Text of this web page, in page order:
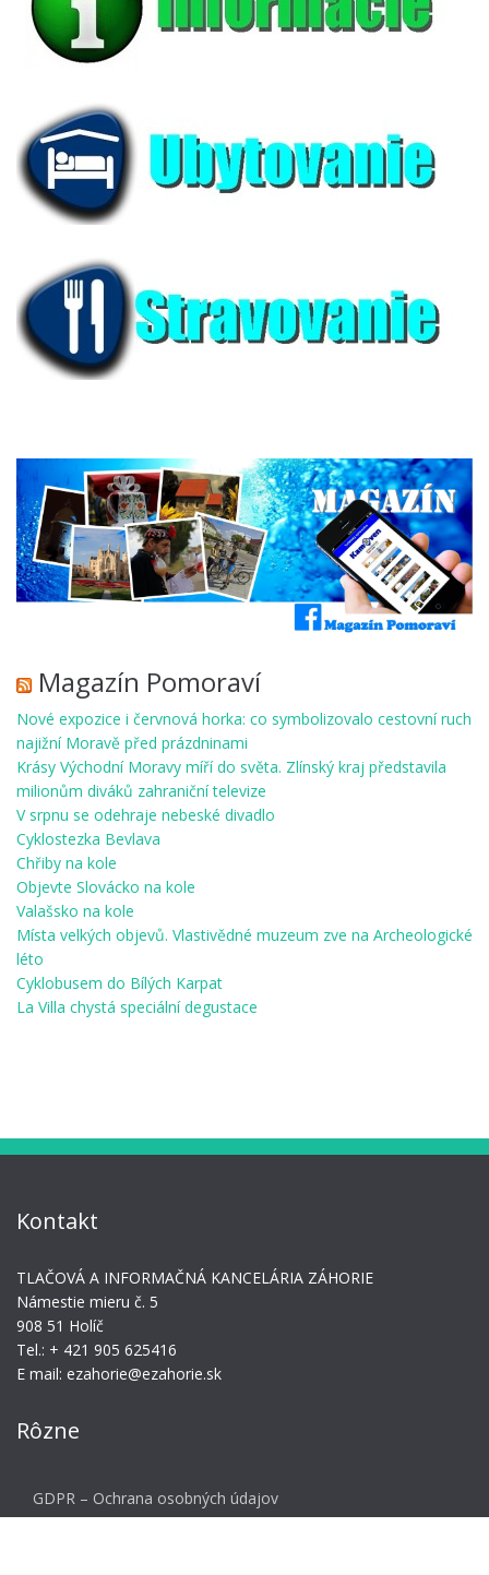
Magazín Pomoraví
Nové expozice i červnová horka: co symbolizovalo cestovní ruch
najižní Moravě před prázdninami
Krásy Východní Moravy míří do světa. Zlínský kraj představila
milionům diváků zahraniční televize
V srpnu se odehraje nebeské divadlo
Cyklostezka Bevlava
Chřiby na kole
Objevte Slovácko na kole
Valašsko na kole
Místa velkých objevů. Vlastivědné muzeum zve na Archeologické
léto
Cyklobusem do Bílých Karpat
La Villa chystá speciální degustace
Kontakt
TLAČOVÁ A INFORMAČNÁ KANCELÁRIA ZÁHORIE
Námestie mieru č. 5
908 51 Holíč
Tel.: + 421 905 625416
E mail: ezahorie@ezahorie.sk
Rôzne
GDPR – Ochrana osobných údajov